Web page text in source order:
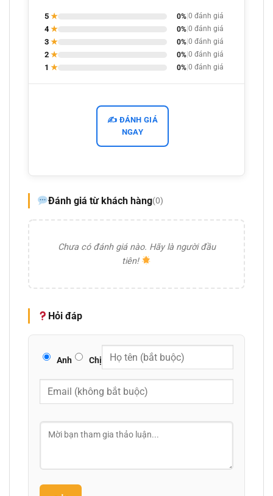
5 ★ 0% 0 đánh giá
4★ 0% 0 đánh giá
3 ★ 0% 0 đánh giá
2 ★ 0% 0 đánh giá
1 ★ 0% 0 đánh giá
✍️ ĐÁNH GIÁ
NGAY
Đánh giá từ khách hàng(0)
Chưa có đánh giá nào. Hãy là người đầu
tiên!
Hỏi đáp
Anh Chị